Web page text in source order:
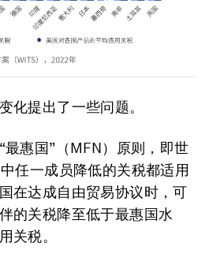
化提出了一些问题。
最惠国”（MFN）原则，即世
任一成员降低的关税都适用
在达成自由贸易协议时，可
的关税降至低于最惠国水
关税。